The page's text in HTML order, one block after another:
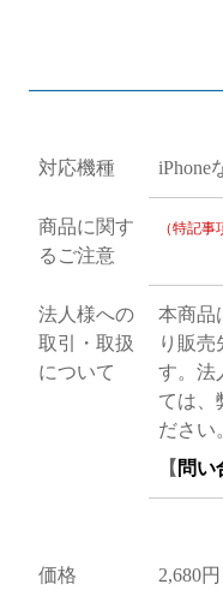
対応機種 iPhone
商品に関す
るご注意
（特記事
法人様への
取引・取扱
について
本商品
り販売
す。法
ては、
ださい
【 問い
価格 2,680円